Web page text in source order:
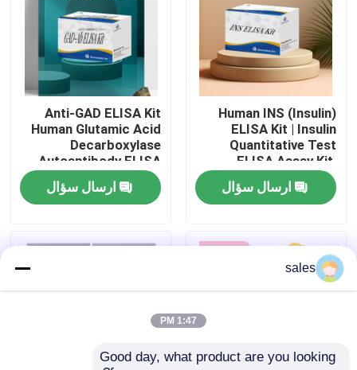
درباره ما
تور کارخانه
کنترل کیفیت
با ما تماس بگیرید
پرونده ها
کیت تست الیزا
Human INS (Insulin)
ELISA Kit | Insulin
Quantitative Test
ELISA Assay Kit,
Sandwich ELISA For
Serum Plasma 96
Tests Laboratory
ارسال سؤال
Anti-GAD ELISA Kit
Human Glutamic Acid
Decarboxylase
Autoantibody ELISA
KiT GAD-Ab / GAD65
Autoantibody Enzyme
Linked
Test Kit
ارسال سؤال
sales
1:47 PM
Good day, what product are you looking